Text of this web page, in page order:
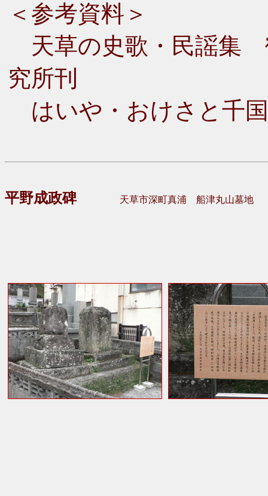
＜参考資料＞
天草の史歌・民謡集
究所刊
はいや・おけさと千
平野成政碑 天草市深町真浦 船津丸山墓地